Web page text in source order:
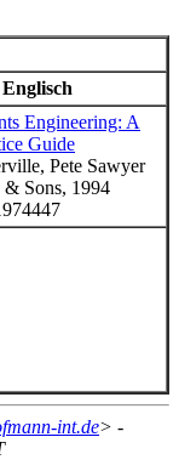
Englisch
Engineering: A
Guide
Pete Sawyer
Sons, 1994
int.de> -